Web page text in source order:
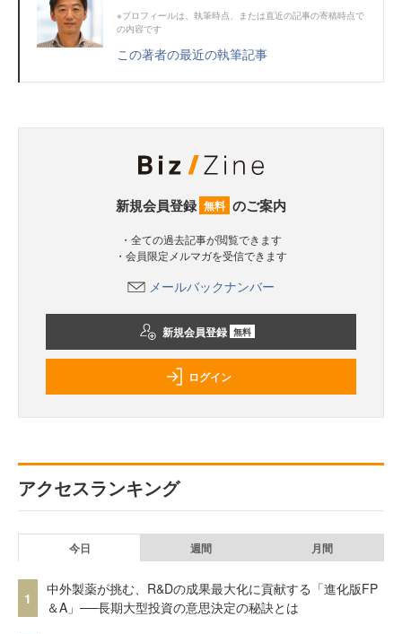
※プロフィールは、執筆時点、または直近の記事の寄稿時点で
の内容です
この著者の最近の執筆記事
新規会員登録 無料 のご案内
・全ての過去記事が閲覧できます
・会員限定メルマガを受信できます
メールバックナンバー
新規会員登録 無料
ログイン
アクセスランキング
今日 週間 月間
1
中外製薬が挑む、R&Dの成果最大化に貢献する「進化版FP
＆A」──長期大型投資の意思決定の秘訣とは